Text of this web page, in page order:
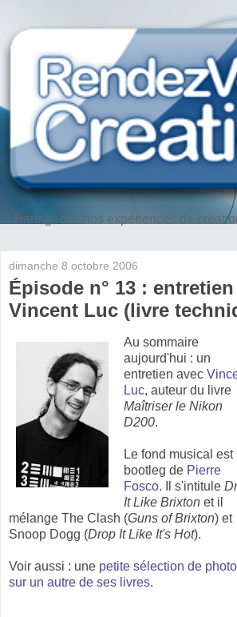
Partageons nos expériences de
dimanche 8 octobre 2006
Épisode n° 13 :
Vincent Luc (livre
Au sommaire
aujourd'hui : un
entretien avec
Luc, auteur du livre
Maîtriser le Nikon
D200.
Le fond musical est
bootleg de Pierre
Fosco. Il s'intitule
It Like Brixton et il
mélange The Clash (Guns of Brixton) et
Snoop Dogg (Drop It Like It's Hot).
Voir aussi : une petite sélection de
sur un autre de ses livres.